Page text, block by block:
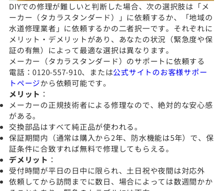
DIYでの修理が難しいと判断した場合、次の選択肢は「メ
ーカー（タカラスタンダード）」に依頼するか、「地域の
水道修理業者」に依頼するかの二者択一です。それぞれに
メリット・デメリットがあり、あなたの状況（緊急度や保
証の有無）によって最適な選択は異なります。
メーカー（タカラスタンダード）のサポートに依頼する
電話：0120-557-910、または公式サイトのお客様サポー
トページから依頼可能です。
メリット ：
メーカーの正規技術者による修理なので、絶対的な安心感
がある。
交換部品はすべて純正品が使われる。
保証期間内（通常は購入から2年、防水機能は5年）で、保
証条件に合致すれば無料で修理してもらえる。
デメリット ：
受付時間が平日の日中に限られ、土日祝や夜間は対応外
依頼してから訪問までに数日、場合によっては数週間かか